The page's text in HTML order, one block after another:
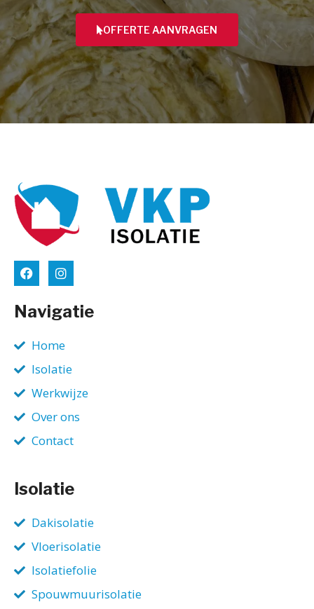
OFFERTE AANVRAGEN
Navigatie
Home
Isolatie
Werkwijze
Over ons
Contact
Isolatie
Dakisolatie
Vloerisolatie
Isolatiefolie
Spouwmuurisolatie